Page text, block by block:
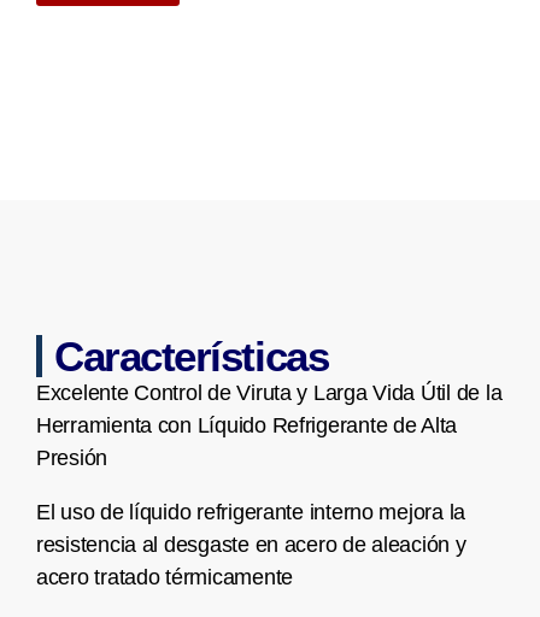
Características
Excelente Control de Viruta y Larga Vida Útil de la
Herramienta con Líquido Refrigerante de Alta
Presión
El uso de líquido refrigerante interno mejora la
resistencia al desgaste en acero de aleación y
acero tratado térmicamente